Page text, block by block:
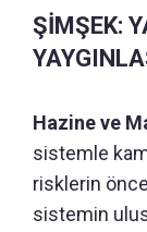
ŞİMŞEK:
Hazine ve
sistemle
risklerin
sistemin